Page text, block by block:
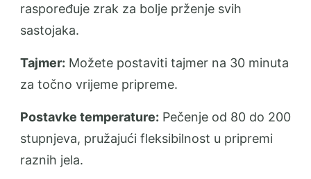
raspoređuje zrak za bolje prženje svih
sastojaka.
Tajmer: Možete postaviti tajmer na 30 minuta
za točno vrijeme pripreme.
Postavke temperature: Pečenje od 80 do 200
stupnjeva, pružajući fleksibilnost u pripremi
raznih jela.